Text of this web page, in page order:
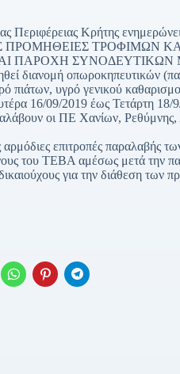
Περιφέρειας Κρήτης
ΠΡΟΜΗΘΕΙΕΣ ΤΡΟΦΙΜΩΝ
ΠΑΡΟΧΗ ΣΥΝΟΔΕΥΤΙΚΩΝ
διανομή οπωροκηπευτικών
υγρό γενικού
16/09/2019 έως Τετάρτη 18/
οι ΠΕ Χανίων, Ρεθύμνης,
επιτροπές παραλαβής
του ΤΕΒΑ αμέσως μετά την
για την διάθεση των